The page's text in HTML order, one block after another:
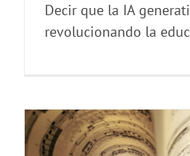
Decir que la IA
revolucionando la